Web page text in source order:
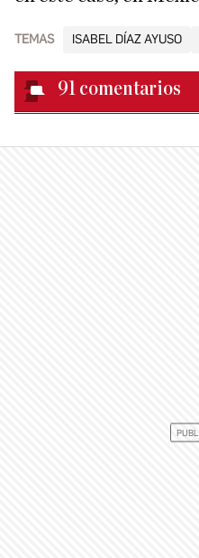
TEMAS ISABEL DÍAZ AYUSO
91 comentarios